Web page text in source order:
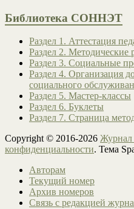
Библиотека СОННЭТ
Раздел 1. Аттестация
Раздел 2. Методические
Раздел 3. Социальные
Раздел 4. Организация
социального
Раздел 5. Мастер-классы
Раздел 6. Буклеты
Раздел 7. Страница
Copyright © 2016-2026
конфиденциальности. Тема
Авторам
Текущий номер
Архив номеров
Связь с редакцией